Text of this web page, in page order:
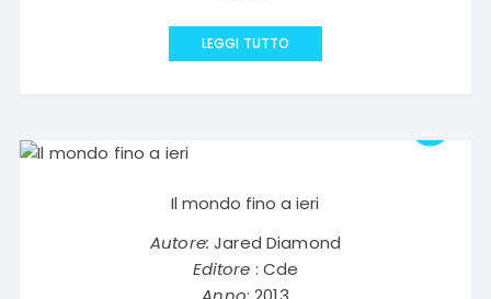
LEGGI TUTTO
Il mondo fino a ieri
Autore: Jared Diamond
Editore : Cde